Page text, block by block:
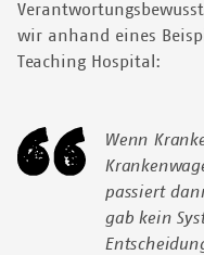
wir anhand eines
Teaching Hospital:
Wenn
passiert
gab kein